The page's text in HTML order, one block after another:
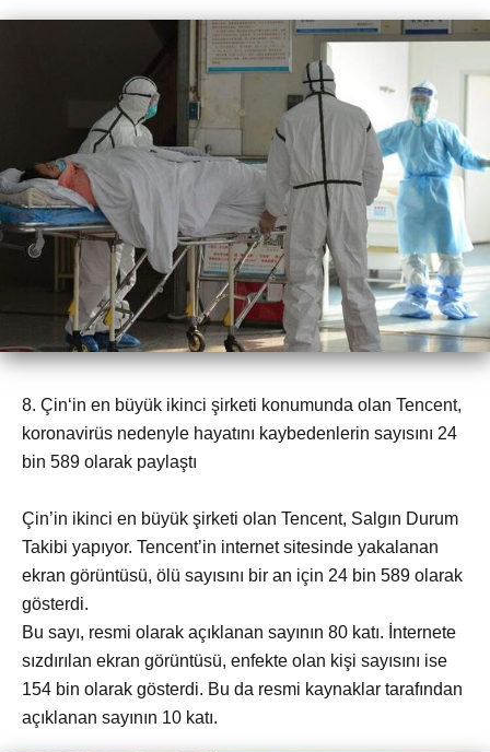
8. Çin‘in en büyük ikinci şirketi konumunda olan Tencent,
koronavirüs nedenyle hayatını kaybedenlerin sayısını 24
bin 589 olarak paylaştı
Çin’in ikinci en büyük şirketi olan Tencent, Salgın Durum
Takibi yapıyor. Tencent’in internet sitesinde yakalanan
ekran görüntüsü, ölü sayısını bir an için 24 bin 589 olarak
gösterdi.
Bu sayı, resmi olarak açıklanan sayının 80 katı. İnternete
sızdırılan ekran görüntüsü, enfekte olan kişi sayısını ise
154 bin olarak gösterdi. Bu da resmi kaynaklar tarafından
açıklanan sayının 10 katı.